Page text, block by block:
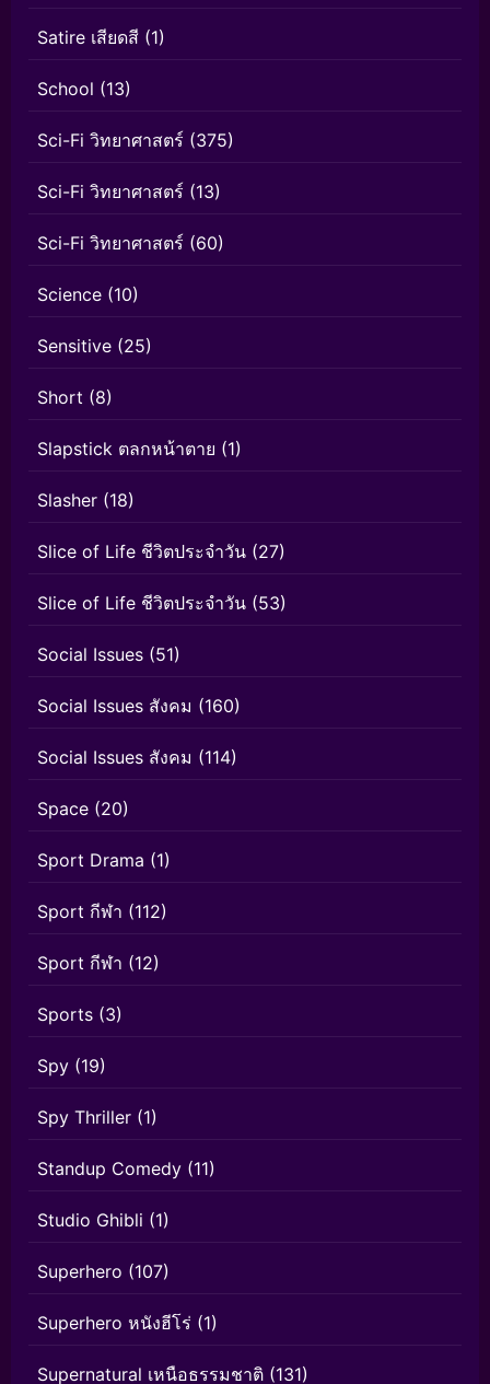
Satire เสียดสี (1)
School (13)
Sci-Fi วิทยาศาสตร์ (375)
Sci-Fi วิทยาศาสตร์ (13)
Sci-Fi วิทยาศาสตร์ (60)
Science (10)
Sensitive (25)
Short (8)
Slapstick ตลกหน้าตาย (1)
Slasher (18)
Slice of Life ชีวิตประจำวัน (27)
Slice of Life ชีวิตประจำวัน (53)
Social Issues (51)
Social Issues สังคม (160)
Social Issues สังคม (114)
Space (20)
Sport Drama (1)
Sport กีฬา (112)
Sport กีฬา (12)
Sports (3)
Spy (19)
Spy Thriller (1)
Standup Comedy (11)
Studio Ghibli (1)
Superhero (107)
Superhero หนังฮีโร่ (1)
Supernatural เหนือธรรมชาติ (131)